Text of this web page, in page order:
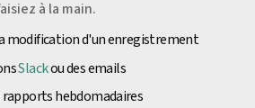
à la main.
modification d'un enregistrement
Slackou des emails
hebdomadaires